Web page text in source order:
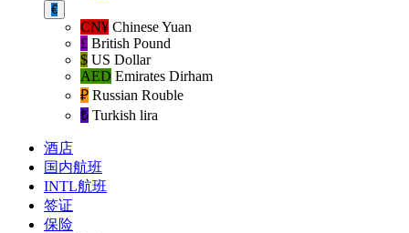
€
CN¥ Chinese Yuan
£ British Pound
$ US Dollar
AED Emirates Dirham
₽‎ Russian Rouble
₺‎ Turkish lira
酒店
国内航班
INTL航班
签证
保险